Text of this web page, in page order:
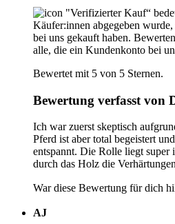
"Verifizierter Kauf“
Käufer:innen abgegeben
bei uns gekauft haben.
alle, die ein Kundenkonto bei
Bewertet mit 5 von 5 Sternen.
Bewertung verfasst von
Ich war zuerst skeptisch
Pferd ist aber total begeistert
entspannt. Die Rolle liegt super
durch das Holz die
War diese Bewertung für dich
AJ